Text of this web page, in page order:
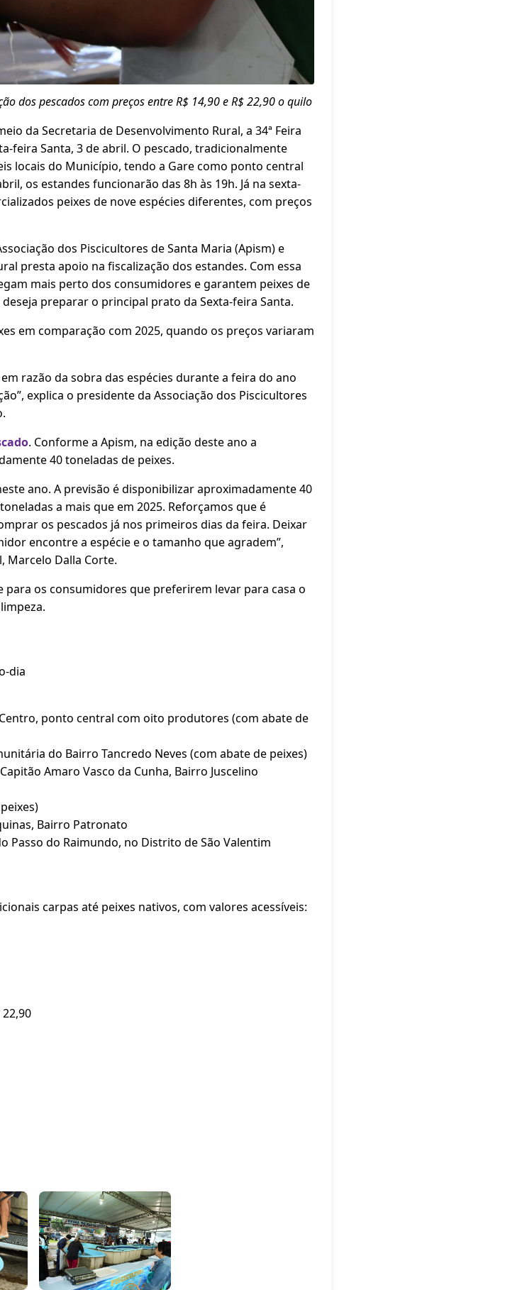
dos pescados com preços entre R$ 14,90 e R$ 22,90 o quilo
da Secretaria de Desenvolvimento Rural, a 34ª Feira
feira Santa, 3 de abril. O pescado, tradicionalmente
locais do Município, tendo a Gare como ponto central
os estandes funcionarão das 8h às 19h. Já na sexta-
peixes de nove espécies diferentes, com preços
dos Piscicultores de Santa Maria (Apism) e
presta apoio na fiscalização dos estandes. Com essa
mais perto dos consumidores e garantem peixes de
preparar o principal prato da Sexta-feira Santa.
em comparação com 2025, quando os preços variaram
razão da sobra das espécies durante a feira do ano
explica o presidente da Associação dos Piscicultores
. Conforme a Apism, na edição deste ano a
40 toneladas de peixes.
ano. A previsão é disponibilizar aproximadamente 40
a mais que em 2025. Reforçamos que é
os pescados já nos primeiros dias da feira. Deixar
encontre a espécie e o tamanho que agradem”,
Marcelo Dalla Corte.
para os consumidores que preferirem levar para casa o
dia
ponto central com oito produtores (com abate de
do Bairro Tancredo Neves (com abate de peixes)
Amaro Vasco da Cunha, Bairro Juscelino
Bairro Patronato
Passo do Raimundo, no Distrito de São Valentim
carpas até peixes nativos, com valores acessíveis: